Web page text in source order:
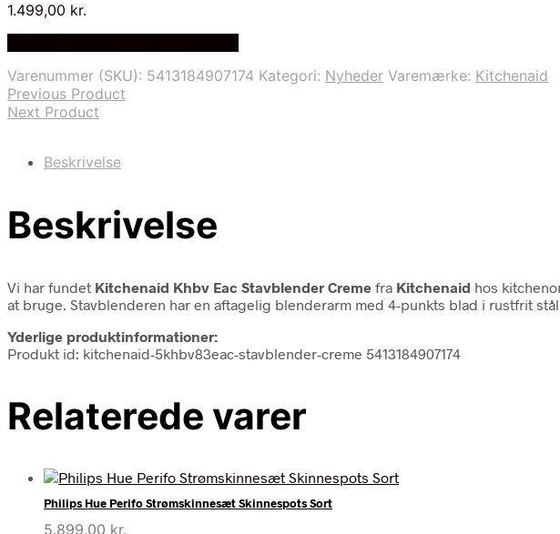
1.499,00 kr.
Varenummer (SKU): 5413184907174 Kategori: Nyheder Varemærke: Kitchenaid
Previous Product
Next Product
Beskrivelse
Beskrivelse
Vi har fundet Kitchenaid Khbv Eac Stavblender Creme fra Kitchenaid hos
at bruge. Stavblenderen har en aftagelig blenderarm med 4-punkts blad i rustfrit
Yderlige produktinformationer:
Produkt id: kitchenaid-5khbv83eac-stavblender-creme 5413184907174
Relaterede varer
Philips Hue Perifo Strømskinnesæt Skinnespots Sort
5.899,00 kr.